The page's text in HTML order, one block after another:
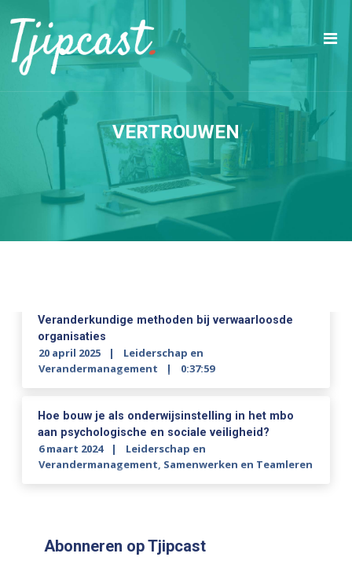
VERTROUWEN
Veranderkundige methoden bij verwaarloosde
organisaties
20 april 2025
Leiderschap en
Verandermanagement
0:37:59
Hoe bouw je als onderwijsinstelling in het mbo
aan psychologische en sociale veiligheid?
6 maart 2024
Leiderschap en
Verandermanagement, Samenwerken en Teamleren
Abonneren op Tjipcast